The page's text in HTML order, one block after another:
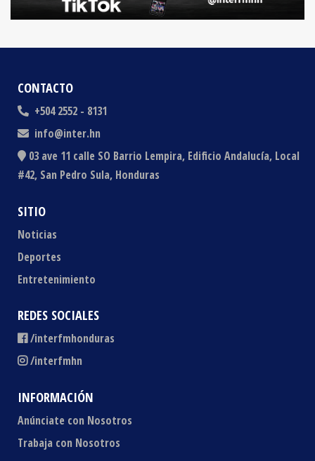
CONTACTO
+504 2552 - 8131
info@inter.hn
03 ave 11 calle SO Barrio Lempira, Edificio Andalucía, Local
#42, San Pedro Sula, Honduras
SITIO
Noticias
Deportes
Entretenimiento
REDES SOCIALES
/interfmhonduras
/interfmhn
INFORMACIÓN
Anúnciate con Nosotros
Trabaja con Nosotros